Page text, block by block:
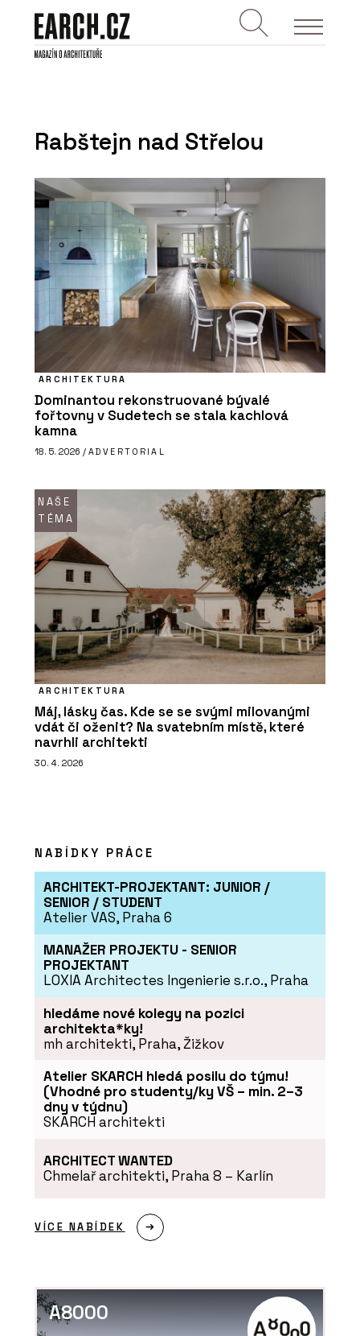
Rabštejn nad Střelou
ARCHITEKTURA
Dominantou rekonstruované bývalé
fořtovny v Sudetech se stala kachlová
kamna
18. 5. 2026 / ADVERTORIAL
NAŠE
TÉMA
ARCHITEKTURA
Máj, lásky čas. Kde se se svými milovanými
vdát či oženit? Na svatebním místě, které
navrhli architekti
30. 4. 2026
NABÍDKY PRÁCE
ARCHITEKT-PROJEKTANT: JUNIOR /
SENIOR / STUDENT
Atelier VAS, Praha 6
MANAŽER PROJEKTU - SENIOR
PROJEKTANT
LOXIA Architectes Ingenierie s.r.o., Praha
hledáme nové kolegy na pozici
architekta*ky!
mh architekti, Praha, Žižkov
Atelier SKARCH hledá posilu do týmu!
(Vhodné pro studenty/ky VŠ – min. 2–3
dny v týdnu)
SKARCH architekti
ARCHITECT WANTED
Chmelař architekti, Praha 8 – Karlín
VÍCE NABÍDEK
A8000